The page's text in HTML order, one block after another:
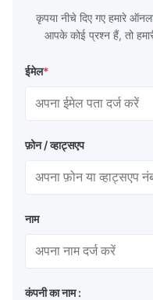
कृपया नीचे दिए गए हमारे
आपके कोई प्रश्न हैं, तो
ईमेल*
फ़ोन / व्हाट्सएप
नाम
कंपनी का नाम :